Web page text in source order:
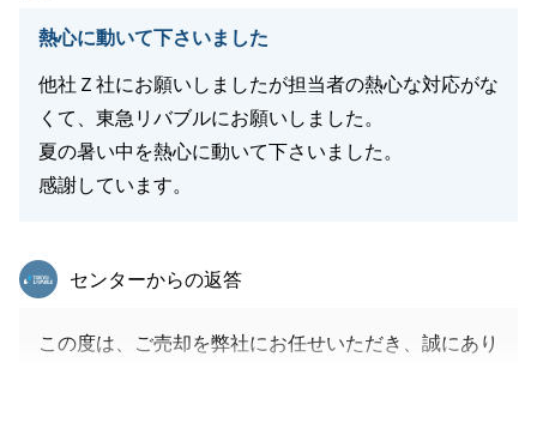
熱心に動いて下さいました
他社Ｚ社にお願いしましたが担当者の熱心な対応がな
くて、東急リバブルにお願いしました。
夏の暑い中を熱心に動いて下さいました。
感謝しています。
東急リバブル
センターからの返答
この度は、ご売却を弊社にお任せいただき、誠にあり